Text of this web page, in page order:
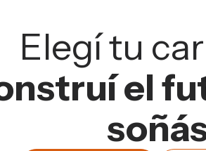
Elegí tu
el